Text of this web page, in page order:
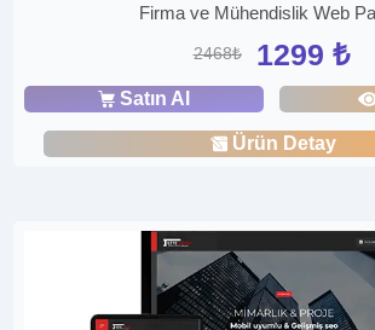
Firma ve Mühendislik Web
2468₺ 1299 ₺
Satın Al
Ürün Detay